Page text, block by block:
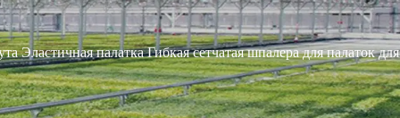
Эластичная палатка Гибкая сетчатая шпалера для палаток для